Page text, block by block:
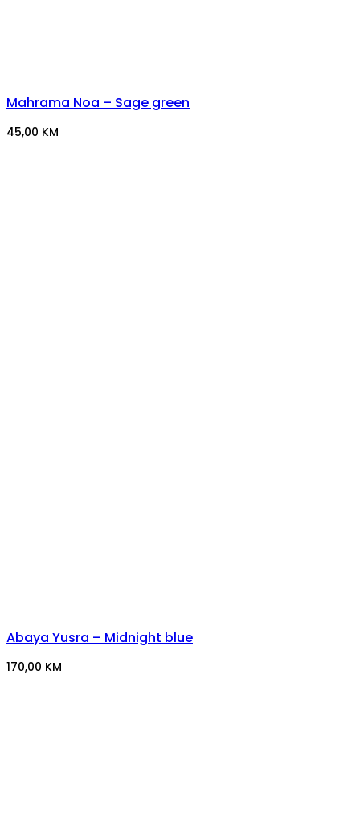
Mahrama Noa – Sage green
45,00 KM
Abaya Yusra – Midnight blue
170,00 KM